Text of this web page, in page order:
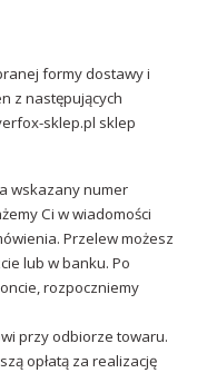
formy dostawy i
z następujących
sklep.pl sklep
wskazany numer
Ci w wiadomości
Przelew możesz
lub w banku. Po
rozpoczniemy
przy odbiorze towaru.
opłatą za realizację